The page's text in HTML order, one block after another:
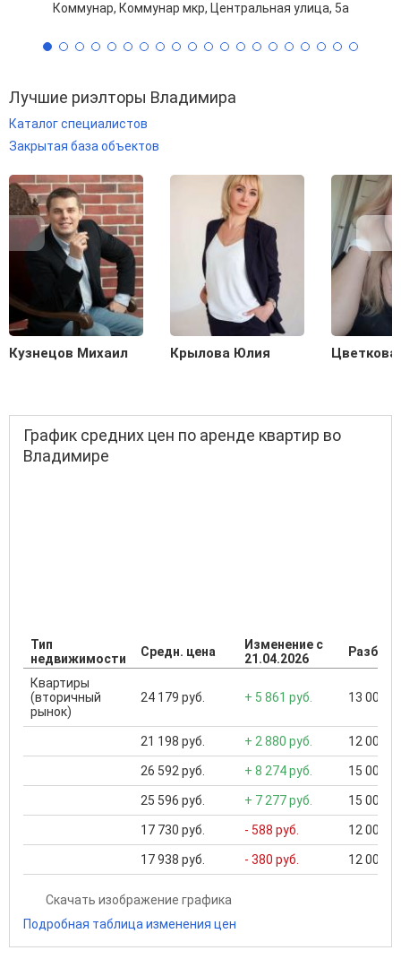
Коммунар, Коммунар мкр, Центральная улица, 5а
Лучшие риэлторы Владимира
Каталог специалистов
Закрытая база объектов
Кузнецов Михаил Крылова Юлия
График средних цен по аренде квартир во
Владимире
Тип
недвижимости
Средн. цена
Изменение с
21.04.2026
Квартиры
(вторичный
рынок)
24 179 руб. + 5 861 руб. 13 000
21 198 руб. + 2 880 руб. 12 000
26 592 руб. + 8 274 руб. 15 000
25 596 руб. + 7 277 руб. 15 000
17 730 руб. - 588 руб. 12 000
17 938 руб. - 380 руб. 12 000
Скачать изображение графика
Подробная таблица изменения цен